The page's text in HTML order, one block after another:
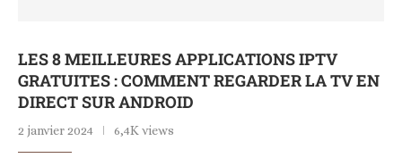
LES 8 MEILLEURES APPLICATIONS IPTV
GRATUITES : COMMENT REGARDER LA TV EN
DIRECT SUR ANDROID
2 janvier 2024 6,4K views